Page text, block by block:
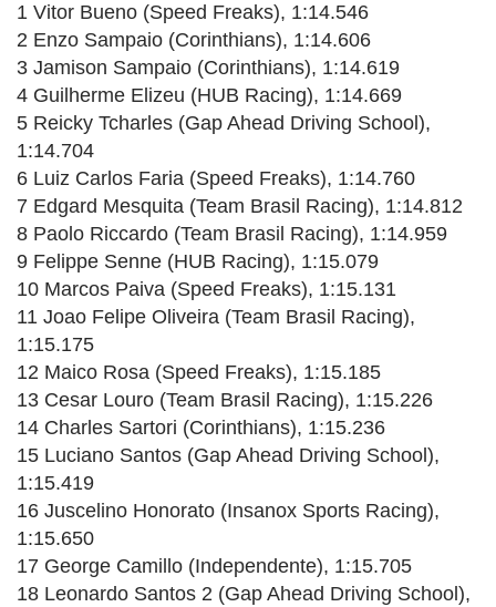
1 Vitor Bueno (Speed Freaks), 1:14.546
2 Enzo Sampaio (Corinthians), 1:14.606
3 Jamison Sampaio (Corinthians), 1:14.619
4 Guilherme Elizeu (HUB Racing), 1:14.669
5 Reicky Tcharles (Gap Ahead Driving School),
1:14.704
6 Luiz Carlos Faria (Speed Freaks), 1:14.760
7 Edgard Mesquita (Team Brasil Racing), 1:14.812
8 Paolo Riccardo (Team Brasil Racing), 1:14.959
9 Felippe Senne (HUB Racing), 1:15.079
10 Marcos Paiva (Speed Freaks), 1:15.131
11 Joao Felipe Oliveira (Team Brasil Racing),
1:15.175
12 Maico Rosa (Speed Freaks), 1:15.185
13 Cesar Louro (Team Brasil Racing), 1:15.226
14 Charles Sartori (Corinthians), 1:15.236
15 Luciano Santos (Gap Ahead Driving School),
1:15.419
16 Juscelino Honorato (Insanox Sports Racing),
1:15.650
17 George Camillo (Independente), 1:15.705
18 Leonardo Santos 2 (Gap Ahead Driving School),